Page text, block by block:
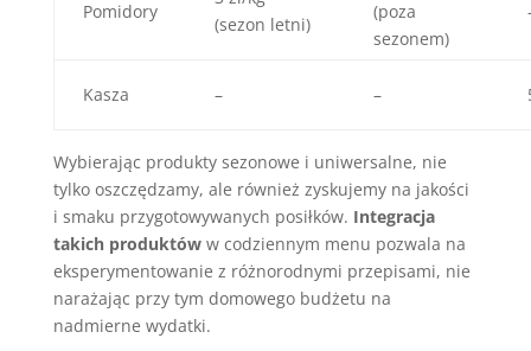
Pomidory
(sezon letni)
(poza
sezonem)
Kasza – –
Wybierając produkty sezonowe i uniwersalne, nie
tylko oszczędzamy, ale również zyskujemy na jakości
i smaku przygotowywanych posiłków. Integracja
takich produktóww codziennym menu pozwala na
eksperymentowanie z różnorodnymi przepisami, nie
narażając przy tym domowego budżetu na
nadmierne wydatki.